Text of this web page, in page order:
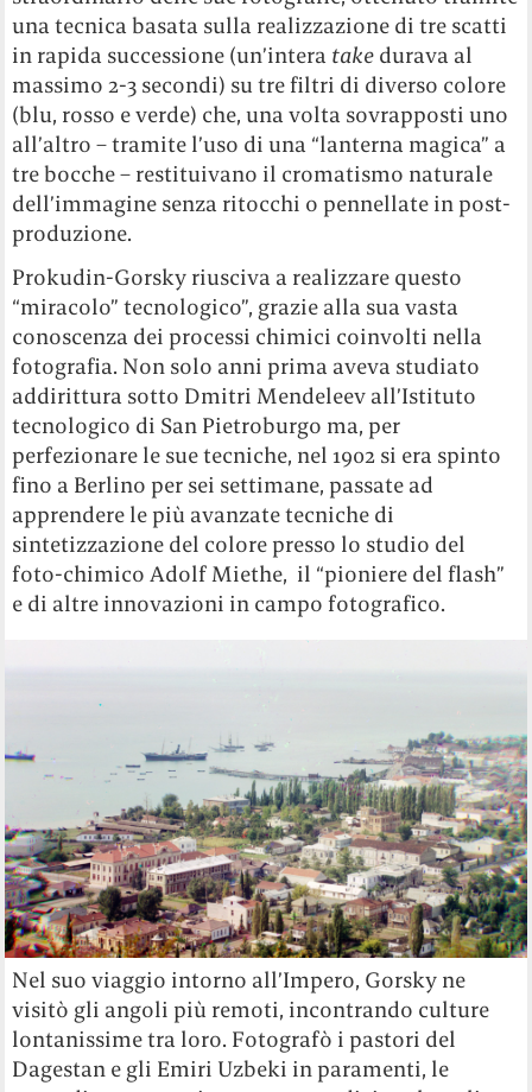
una tecnica basata sulla realizzazione di tre scatti
in rapida successione (un’intera take durava al
massimo 2-3 secondi) su tre filtri di diverso colore
(blu, rosso e verde) che, una volta sovrapposti uno
all’altro – tramite l’uso di una “lanterna magica” a
tre bocche – restituivano il cromatismo naturale
dell’immagine senza ritocchi o pennellate in post-
produzione.
Prokudin-Gorsky riusciva a realizzare questo
“miracolo” tecnologico”, grazie alla sua vasta
conoscenza dei processi chimici coinvolti nella
fotografia. Non solo anni prima aveva studiato
addirittura sotto Dmitri Mendeleev all’Istituto
tecnologico di San Pietroburgo ma, per
perfezionare le sue tecniche, nel 1902 si era spinto
fino a Berlino per sei settimane, passate ad
apprendere le più avanzate tecniche di
sintetizzazione del colore presso lo studio del
foto-chimico Adolf Miethe, il “pioniere del flash”
e di altre innovazioni in campo fotografico.
Nel suo viaggio intorno all’Impero, Gorsky ne
visitò gli angoli più remoti, incontrando culture
lontanissime tra loro. Fotografò i pastori del
Dagestan e gli Emiri Uzbeki in paramenti, le